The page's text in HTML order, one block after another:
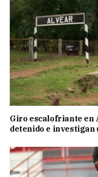
Giro escalofriante en
detenido e investigan